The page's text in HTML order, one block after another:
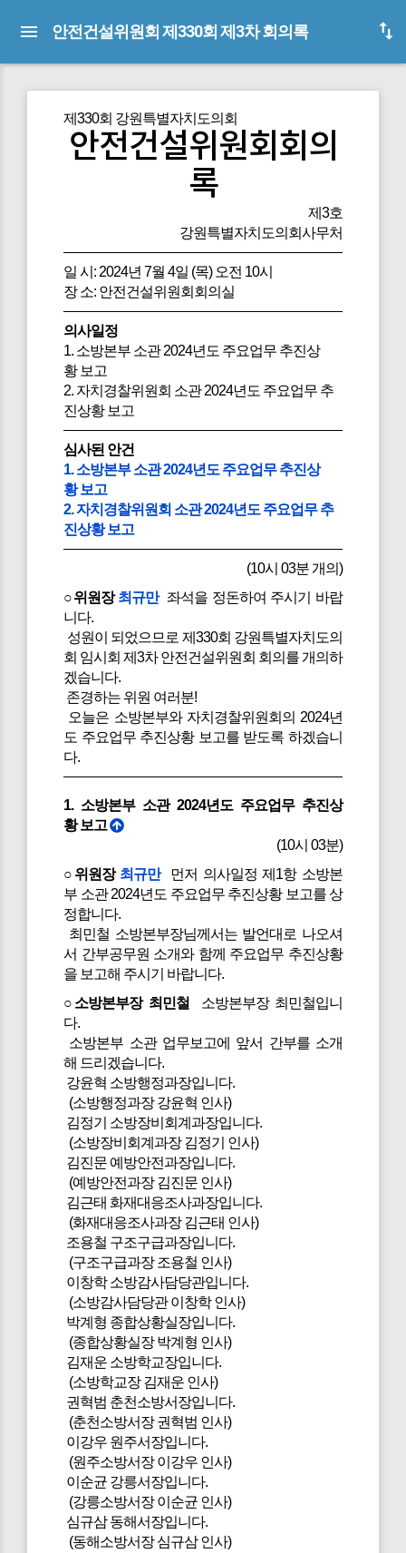
안전건설위원회 제330회 제3차 회의록
제330회 강원특별자치도의회
안전건설위원회회의
록
제3호
강원특별자치도의회사무처
일 시: 2024년 7월 4일 (목) 오전 10시
장 소: 안전건설위원회회의실
의사일정
1. 소방본부 소관 2024년도 주요업무 추진상
황 보고
2. 자치경찰위원회 소관 2024년도 주요업무 추
진상황 보고
심사된 안건
1. 소방본부 소관 2024년도 주요업무 추진상
황 보고
2. 자치경찰위원회 소관 2024년도 주요업무 추
진상황 보고
(10시 03분 개의)
○위원장최규만좌석을 정돈하여 주시기 바랍
니다.
성원이 되었으므로 제330회 강원특별자치도의
회 임시회 제3차 안전건설위원회 회의를 개의하
겠습니다.
존경하는 위원 여러분!
오늘은 소방본부와 자치경찰위원회의 2024년
도 주요업무 추진상황 보고를 받도록 하겠습니
다.
1. 소방본부 소관 2024년도 주요업무 추진상
황 보고
(10시 03분)
○위원장 최규만먼저 의사일정 제1항 소방본
부 소관 2024년도 주요업무 추진상황 보고를 상
정합니다.
최민철 소방본부장님께서는 발언대로 나오셔
서 간부공무원 소개와 함께 주요업무 추진상황
을 보고해 주시기 바랍니다.
○소방본부장 최민철
소방본부장 최민철입니
다.
소방본부 소관 업무보고에 앞서 간부를 소개
해 드리겠습니다.
강윤혁 소방행정과장입니다.
(소방행정과장 강윤혁 인사)
김정기 소방장비회계과장입니다.
(소방장비회계과장 김정기 인사)
김진문 예방안전과장입니다.
(예방안전과장 김진문 인사)
김근태 화재대응조사과장입니다.
(화재대응조사과장 김근태 인사)
조용철 구조구급과장입니다.
(구조구급과장 조용철 인사)
이창학 소방감사담당관입니다.
(소방감사담당관 이창학 인사)
박계형 종합상황실장입니다.
(종합상황실장 박계형 인사)
김재운 소방학교장입니다.
(소방학교장 김재운 인사)
권혁범 춘천소방서장입니다.
(춘천소방서장 권혁범 인사)
이강우 원주서장입니다.
(원주소방서장 이강우 인사)
이순균 강릉서장입니다.
(강릉소방서장 이순균 인사)
심규삼 동해서장입니다.
(동해소방서장 심규삼 인사)